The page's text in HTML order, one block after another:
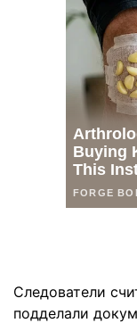
Следователи
подделали